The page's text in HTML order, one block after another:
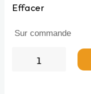
Effacer
Sur commande